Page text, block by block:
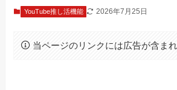
YouTube推し活機能 2026年7月25日
当ページのリンクには広告が含まれ